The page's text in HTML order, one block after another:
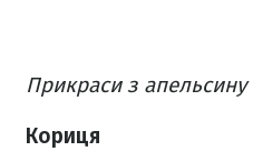
Прикраси з апельсину
Кориця